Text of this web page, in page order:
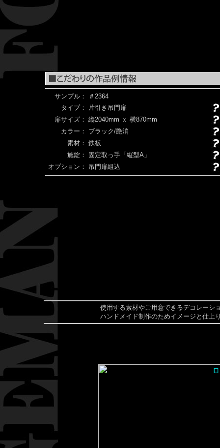
サンプル：
＃2364
タイプ：
片引き吊門扉
扉サイズ： 縦2040mm ｘ 横870mm
カラー：
ブラック/艶消
素材： 鉄板
施錠：
固定取っ手「縦型A」
オプション：
吊門扉組込
使用する素材やご用意できるデコレーシ
ハンドメイド制作のためイメージと仕上